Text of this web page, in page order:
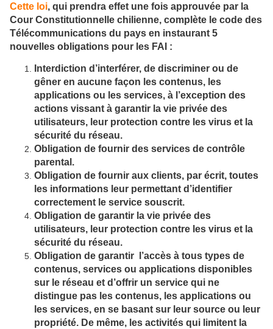
Cette loi, qui prendra effet une fois approuvée par la
Cour Constitutionnelle chilienne, complète le code des
Télécommunications du pays en instaurant 5
nouvelles obligations pour les FAI :
Interdiction d’interférer, de discriminer ou de
gêner en aucune façon les contenus, les
applications ou les services, à l’exception des
actions vissant à garantir la vie privée des
utilisateurs, leur protection contre les virus et la
sécurité du réseau.
Obligation de fournir des services de contrôle
parental.
Obligation de fournir aux clients, par écrit, toutes
les informations leur permettant d’identifier
correctement le service souscrit.
Obligation de garantir la vie privée des
utilisateurs, leur protection contre les virus et la
sécurité du réseau.
Obligation de garantir l’accès à tous types de
contenus, services ou applications disponibles
sur le réseau et d’offrir un service qui ne
distingue pas les contenus, les applications ou
les services, en se basant sur leur source ou leur
propriété. De même, les activités qui limitent la